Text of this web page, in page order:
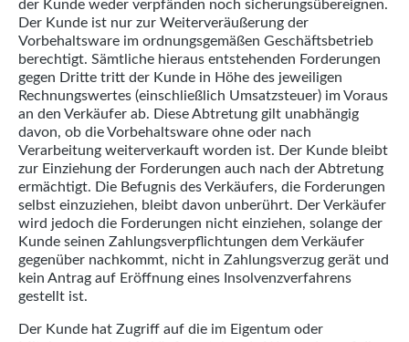
der Kunde weder verpfänden noch sicherungsübereignen.
Der Kunde ist nur zur Weiterveräußerung der
Vorbehaltsware im ordnungsgemäßen Geschäftsbetrieb
berechtigt. Sämtliche hieraus entstehenden Forderungen
gegen Dritte tritt der Kunde in Höhe des jeweiligen
Rechnungswertes (einschließlich Umsatzsteuer) im Voraus
an den Verkäufer ab. Diese Abtretung gilt unabhängig
davon, ob die Vorbehaltsware ohne oder nach
Verarbeitung weiterverkauft worden ist. Der Kunde bleibt
zur Einziehung der Forderungen auch nach der Abtretung
ermächtigt. Die Befugnis des Verkäufers, die Forderungen
selbst einzuziehen, bleibt davon unberührt. Der Verkäufer
wird jedoch die Forderungen nicht einziehen, solange der
Kunde seinen Zahlungsverpflichtungen dem Verkäufer
gegenüber nachkommt, nicht in Zahlungsverzug gerät und
kein Antrag auf Eröffnung eines Insolvenzverfahrens
gestellt ist.
Der Kunde hat Zugriff auf die im Eigentum oder